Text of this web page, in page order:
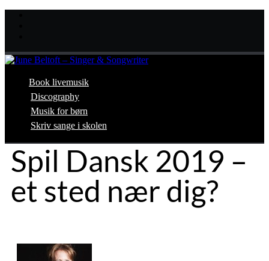
Book livemusik
Discography
Musik for børn
Skriv sange i skolen
Spil Dansk 2019 –
et sted nær dig?